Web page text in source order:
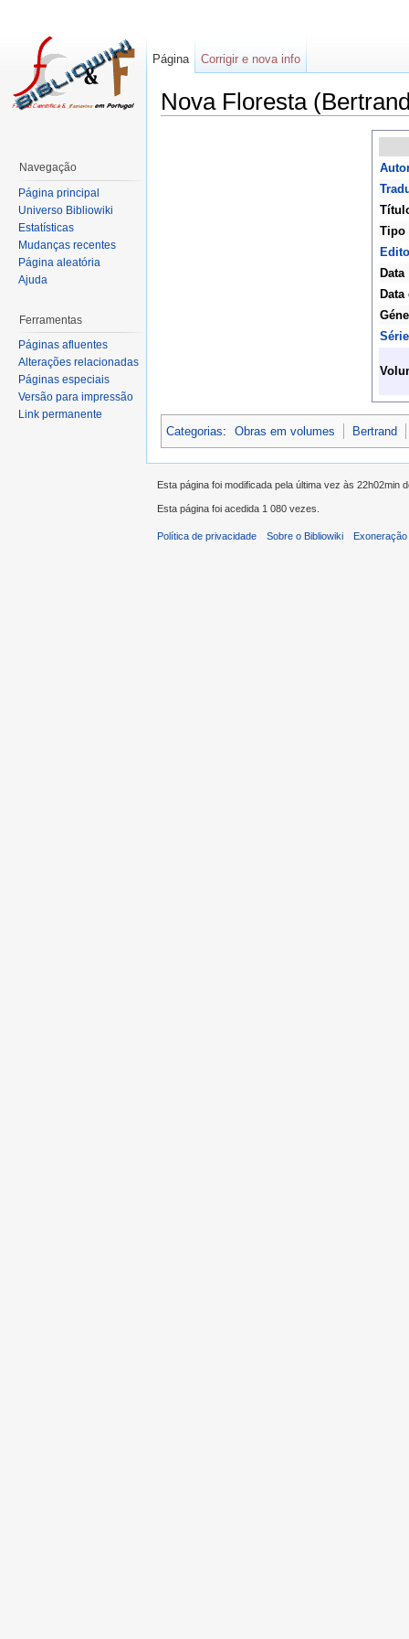
Nova Floresta
Tipo
Data
Série
Categorias: Obras em volumes Bertrand
Página Corrigir e nova info
Navegação
Página principal
Universo Bibliowiki
Estatísticas
Mudanças recentes
Página aleatória
Ajuda
Ferramentas
Páginas afluentes
Alterações relacionadas
Páginas especiais
Versão para impressão
Link permanente
Esta página foi modificada pela última vez às 22h02min
Esta página foi acedida 1 080 vezes.
Política de privacidade Sobre o Bibliowiki